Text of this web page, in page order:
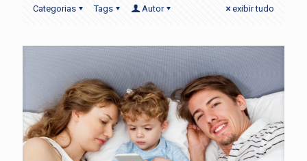
Categorias Tags Autor exibir tudo